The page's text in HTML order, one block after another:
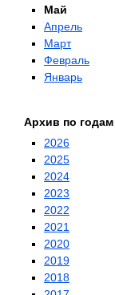
Май
Апрель
Март
Февраль
Январь
Архив по годам
2026
2025
2024
2023
2022
2021
2020
2019
2018